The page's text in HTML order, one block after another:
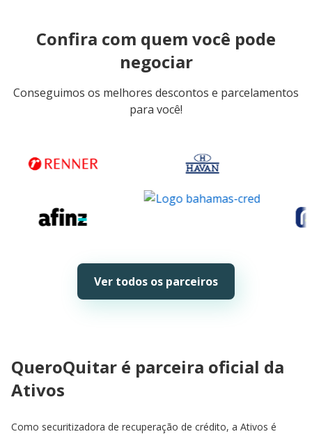
Confira com quem você pode
negociar
Conseguimos os melhores descontos e parcelamentos
para você!
Ver todos os parceiros
QueroQuitar é parceira oficial da
Ativos
Como securitizadora de recuperação de crédito, a Ativos é